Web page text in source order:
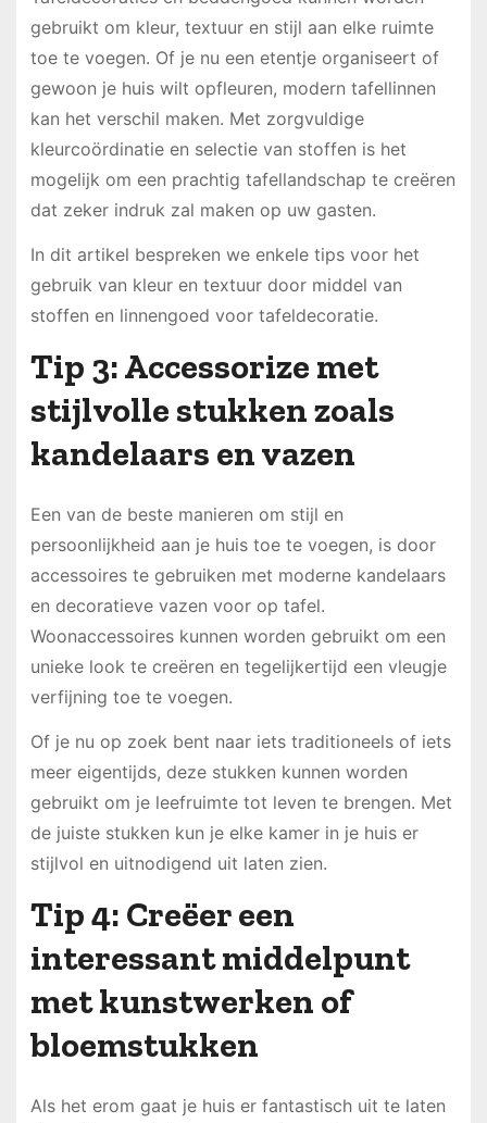
gebruikt om kleur, textuur en stijl aan elke ruimte
toe te voegen. Of je nu een etentje organiseert of
gewoon je huis wilt opfleuren, modern tafellinnen
kan het verschil maken. Met zorgvuldige
kleurcoördinatie en selectie van stoffen is het
mogelijk om een prachtig tafellandschap te creëren
dat zeker indruk zal maken op uw gasten.
In dit artikel bespreken we enkele tips voor het
gebruik van kleur en textuur door middel van
stoffen en linnengoed voor tafeldecoratie.
Tip 3: Accessorize met
stijlvolle stukken zoals
kandelaars en vazen
Een van de beste manieren om stijl en
persoonlijkheid aan je huis toe te voegen, is door
accessoires te gebruiken met moderne kandelaars
en decoratieve vazen voor op tafel.
Woonaccessoires kunnen worden gebruikt om een
unieke look te creëren en tegelijkertijd een vleugje
verfijning toe te voegen.
Of je nu op zoek bent naar iets traditioneels of iets
meer eigentijds, deze stukken kunnen worden
gebruikt om je leefruimte tot leven te brengen. Met
de juiste stukken kun je elke kamer in je huis er
stijlvol en uitnodigend uit laten zien.
Tip 4: Creëer een
interessant middelpunt
met kunstwerken of
bloemstukken
Als het erom gaat je huis er fantastisch uit te laten